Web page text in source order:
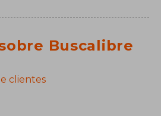
Buscalibre
clientes